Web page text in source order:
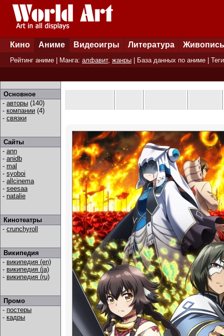
Кино Аниме Видеоигры Литература Живопись
Рейтинг аниме | Манга: алфавит, жанры База данных по аниме Теги
Основное
- авторы (140)
- компании (4)
- связки
Сайты
- ann
- anidb
- mal
- syoboi
- allcinema
- seesaa
- natalie
Кинотеатры
- crunchyroll
Википедия
- википедия (en)
- википедия (ja)
- википедия (ru)
Промо
- постеры
- кадры